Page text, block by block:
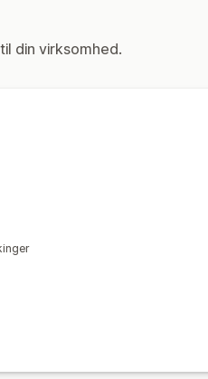
din virksomhed.